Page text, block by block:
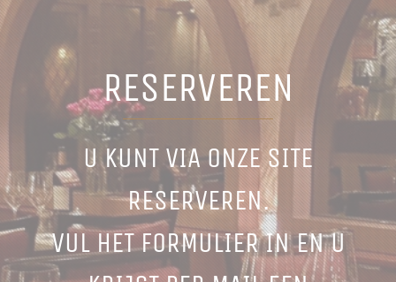
RESERVEREN
U KUNT VIA ONZE SITE
RESERVEREN.
VUL HET FORMULIER IN EN U